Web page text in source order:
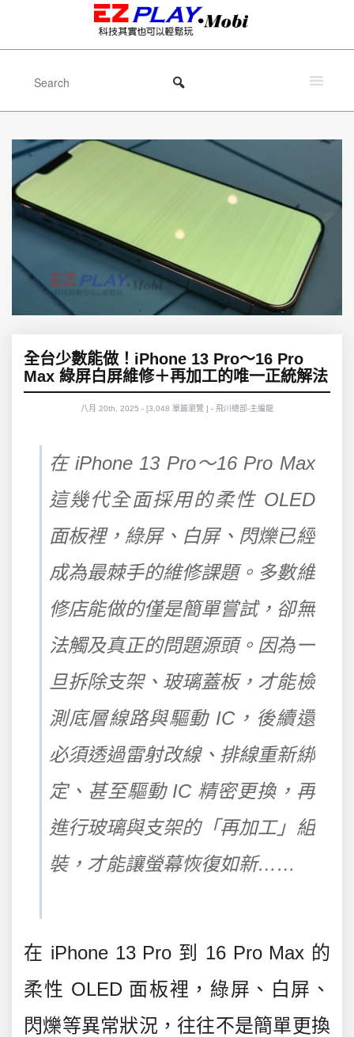
全台少數能做！iPhone 13 Pro～16 Pro
Max 綠屏白屏維修＋再加工的唯一正統解法
八月 20th, 2025 - [3,048 單篇瀏覽 ] - 飛川總部-主編龍
在 iPhone 13 Pro～16 Pro Max
這幾代全面採用的柔性 OLED
面板裡，綠屏、白屏、閃爍已經
成為最棘手的維修課題。多數維
修店能做的僅是簡單嘗試，卻無
法觸及真正的問題源頭。因為一
旦拆除支架、玻璃蓋板，才能檢
測底層線路與驅動 IC，後續還
必須透過雷射改線、排線重新綁
定、甚至驅動 IC 精密更換，再
進行玻璃與支架的「再加工」組
裝，才能讓螢幕恢復如新……
在 iPhone 13 Pro 到 16 Pro Max 的
柔性 OLED 面板裡，綠屏、白屏、
閃爍等異常狀況，往往不是簡單更換